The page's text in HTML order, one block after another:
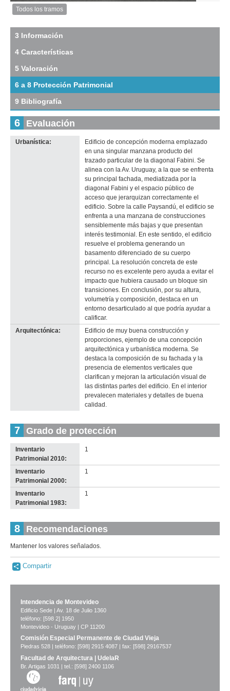
Anterior Pausa Siguiente
Imagen
tramo:
(Fl
Descargar
original
Todos los tramos
Florida (Fl 4)
Descarga tamaño completo
3 Información
4 Características
5 Valoración
6 a 8 Protección Patrimonial
9 Bibliografía
6 Evaluación
Urbanística:
Edificio de concepción moderna emplazado
en una singular manzana producto del
trazado particular de la diagonal Fabini. Se
alinea con la Av. Uruguay, a la que se enfrenta
su principal fachada, mediatizada por la
diagonal Fabini y el espacio público de
acceso que jerarquizan correctamente el
edificio. Sobre la calle Paysandú, el edificio se
enfrenta a una manzana de construcciones
sensiblemente más bajas y que presentan
interés testimonial. En este sentido, el edificio
resuelve el problema generando un
basamento diferenciado de su cuerpo
principal. La resolución concreta de este
recurso no es excelente pero ayuda a evitar el
impacto que hubiera causado un bloque sin
transiciones. En conclusión, por su altura,
volumetría y composición, destaca en un
entorno desarticulado al que podría ayudar a
calificar.
Arquitectónica:
Edificio de muy buena construcción y
proporciones, ejemplo de una concepción
arquitectónica y urbanística moderna. Se
destaca la composición de su fachada y la
presencia de elementos verticales que
clarifican y mejoran la articulación visual de
las distintas partes del edificio. En el interior
prevalecen materiales y detalles de buena
calidad.
7 Grado de protección
Inventario
Patrimonial 2010:
1
Inventario
Patrimonial 2000:
1
Inventario
Patrimonial 1983:
1
8 Recomendaciones
Mantener los valores señalados.
Compartir
Intendencia de Montevideo
Edificio Sede | Av. 18 de Julio 1360
teléfono: [598 2] 1950
Montevideo - Uruguay | CP 11200
Comisión Especial Permanente de Ciudad Vieja
Piedras 528 | teléfono: [598] 2915 4087 | fax: [598] 29167537
Facultad de Arquitectura | UdelaR
Br. Artigas 1031 | tel.: [598] 2400 1106